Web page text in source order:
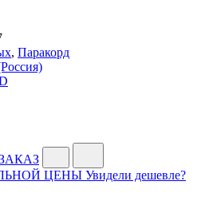
, Паракорд
ЦЕНЫ Увидели дешевле?